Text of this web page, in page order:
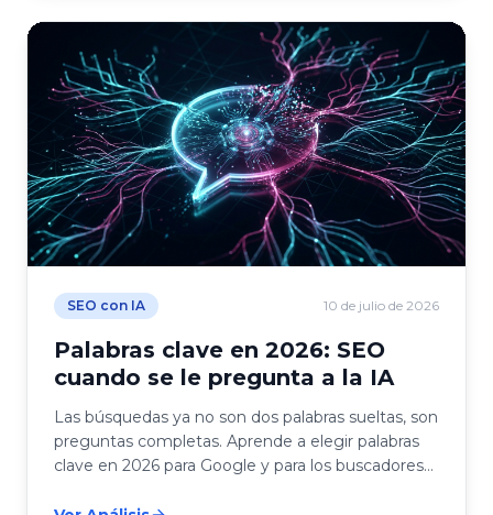
SEO con IA 10 de julio de 2026
Palabras clave en 2026: SEO
cuando se le pregunta a la IA
Las búsquedas ya no son dos palabras sueltas, son
preguntas completas. Aprende a elegir palabras
clave en 2026 para Google y para los buscadores